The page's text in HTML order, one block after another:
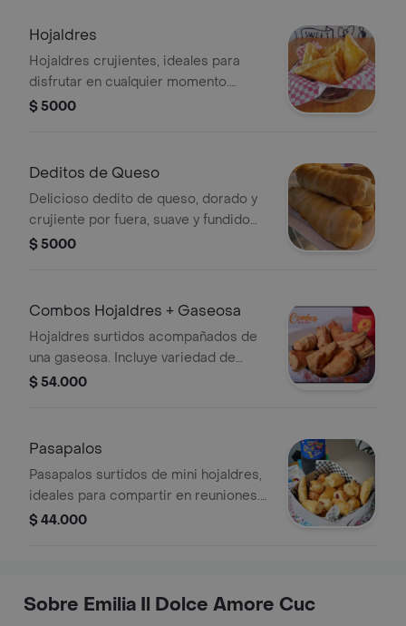
Hojaldres
Hojaldres crujientes, ideales para
disfrutar en cualquier momento.
Pueden tener rellenos dulces o
$ 5000
Deditos de Queso
Delicioso dedito de queso, dorado y
crujiente por fuera, suave y fundido
por dentro. perfecto como snack o
$ 5000
Combos Hojaldres + Gaseosa
Hojaldres surtidos acompañados de
una gaseosa. Incluye variedad de
formas y rellenos.
$ 54.000
Pasapalos
Pasapalos surtidos de mini hojaldres,
ideales para compartir en reuniones.
Incluyen variedad de rellenos visibles
$ 44.000
Sobre Emilia Il Dolce Amore Cuc